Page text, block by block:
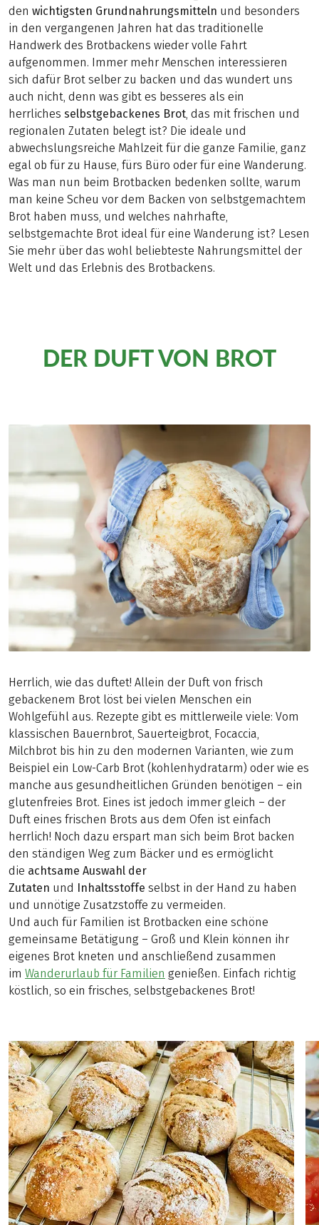
den wichtigsten Grundnahrungsmitteln und besonders
in den vergangenen Jahren hat das traditionelle
Handwerk des Brotbackens wieder volle Fahrt
aufgenommen. Immer mehr Menschen interessieren
sich dafür Brot selber zu backen und das wundert uns
auch nicht, denn was gibt es besseres als ein
herrliches selbstgebackenes Brot, das mit frischen und
regionalen Zutaten belegt ist? Die ideale und
abwechslungsreiche Mahlzeit für die ganze Familie, ganz
egal ob für zu Hause, fürs Büro oder für eine Wanderung.
Was man nun beim Brotbacken bedenken sollte, warum
man keine Scheu vor dem Backen von selbstgemachtem
Brot haben muss, und welches nahrhafte,
selbstgemachte Brot ideal für eine Wanderung ist? Lesen
Sie mehr über das wohl beliebteste Nahrungsmittel der
Welt und das Erlebnis des Brotbackens.
DER DUFT VON BROT
Herrlich, wie das duftet! Allein der Duft von frisch
gebackenem Brot löst bei vielen Menschen ein
Wohlgefühl aus. Rezepte gibt es mittlerweile viele: Vom
klassischen Bauernbrot, Sauerteigbrot, Focaccia,
Milchbrot bis hin zu den modernen Varianten, wie zum
Beispiel ein Low-Carb Brot (kohlenhydratarm) oder wie es
manche aus gesundheitlichen Gründen benötigen – ein
glutenfreies Brot. Eines ist jedoch immer gleich – der
Duft eines frischen Brots aus dem Ofen ist einfach
herrlich! Noch dazu erspart man sich beim Brot backen
den ständigen Weg zum Bäcker und es ermöglicht
die achtsame Auswahl der
Zutaten und Inhaltsstoffe selbst in der Hand zu haben
und unnötige Zusatzstoffe zu vermeiden.
Und auch für Familien ist Brotbacken eine schöne
gemeinsame Betätigung – Groß und Klein können ihr
eigenes Brot kneten und anschließend zusammen
im Wanderurlaub für Familien genießen. Einfach richtig
köstlich, so ein frisches, selbstgebackenes Brot!